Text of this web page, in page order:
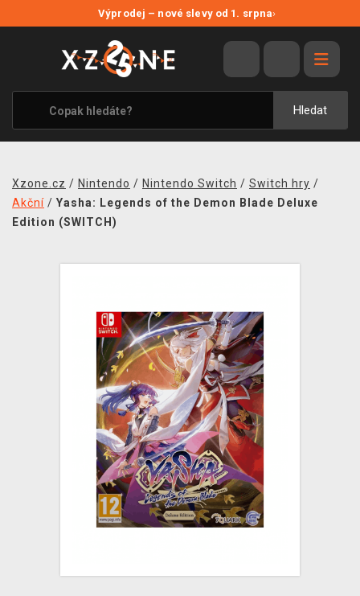
Výprodej – nové slevy od 1. srpna›
Hledat
VÝPRODEJ
VIDEOHRY
XZONE ORIGINALS
TÉMATIKY
MERCHANDISE
XZONE KLUB
TCG & BOARDGAME HUB
VÝKUP HER (BAZAR)
Xzone.cz / Nintendo / Nintendo Switch / Switch hry /
Akční / Yasha: Legends of the Demon Blade Deluxe
Edition (SWITCH)